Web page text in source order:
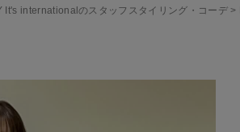
It's internationalのスタッフスタイリング・コーデ